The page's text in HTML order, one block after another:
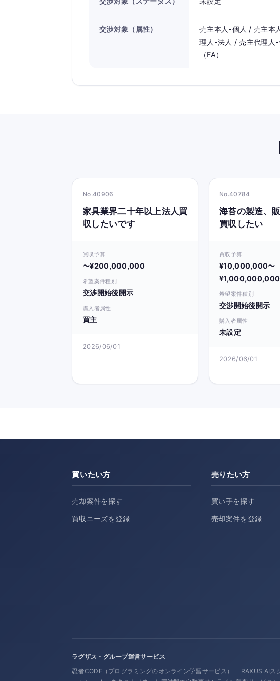
交渉対象（属性）
売主本人-個人 / 売主本
理人-法人 / 売主代理人
（FA）
No.40906
家具業界二十年以上法人買
収したいです
買収予算
〜¥200,000,000
希望案件種別
交渉開始後開示
購入者属性
買主
2026/06/01
No.40784
海苔の製造、
買収したい
買収予算
¥10,000,000〜
¥1,000,000,000
希望案件種別
交渉開始後開示
購入者属性
未設定
2026/06/01
買いたい方
売却案件を探す
買収ニーズを登録
売りたい方
買い手を探す
売却案件を登録
ラグザス・グループ運営サービス
忍者CODE（プログラミングのオンライン学習サービス）
RAXUS AIス